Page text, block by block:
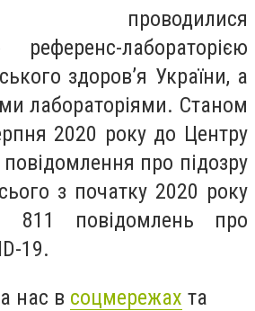
проводилися
референс-лабораторією
здоров’я України, а
лабораторіями. Станом
2020 року до Центру
про підозру
з початку 2020 року
811 повідомлень про
19.
нас в соцмережах та